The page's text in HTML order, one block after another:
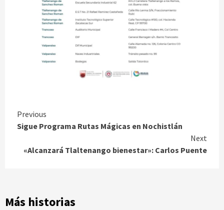
Continue
Reading
Previous
Sigue Programa Rutas Mágicas en Nochistlán
Next
«Alcanzará Tlaltenango bienestar»: Carlos Puente
Más historias